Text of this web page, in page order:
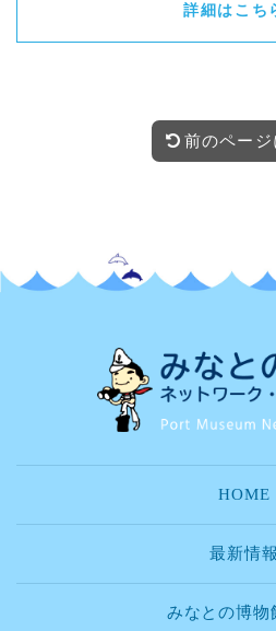
詳細はこち
前のページ
HOME
最新情報
みなとの博物